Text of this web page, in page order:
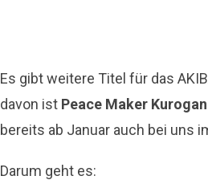
Es gibt weitere Titel für das
davon ist Peace Maker
bereits ab Januar auch bei uns
Darum geht es: